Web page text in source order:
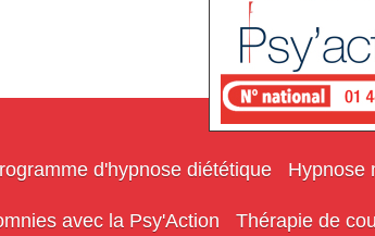
d'hypnose diététique Hypnose
avec la Psy'Action Thérapie de